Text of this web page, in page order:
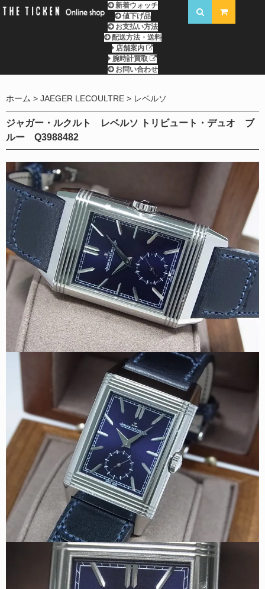
新着ウォッチ
値下げ品
お支払い方法
配送方法・送料
店舗案内
腕時計買取
お問い合わせ
ホーム JAEGER LECOULTRE レベルソ
ジャガー・ルクルト レベルソ トリビュート・デュオ ブ
ルー Q3988482